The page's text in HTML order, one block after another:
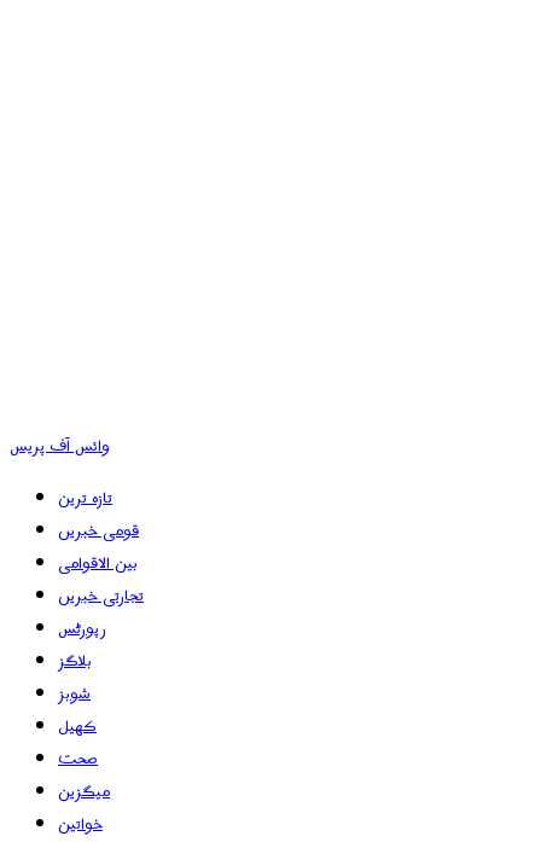
وائس آف پریس
تازہ ترین
قومی خبریں
بین الاقوامی
تجارتی خبریں
رپورٹس
بلاگز
شوبز
کھیل
صحت
میگزین
خواتین